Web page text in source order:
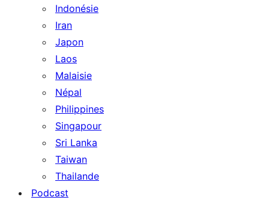
Indonésie
Iran
Japon
Laos
Malaisie
Népal
Philippines
Singapour
Sri Lanka
Taiwan
Thailande
Podcast